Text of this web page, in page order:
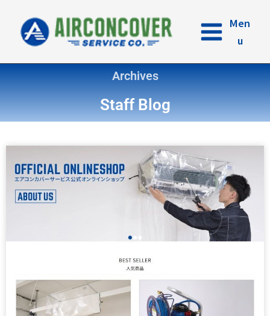
キ
Men
u
Archives
Staff Blog
ー
ジ
ー
ジ
ー
ジ
ー
ジ
ペ
ー
ジ